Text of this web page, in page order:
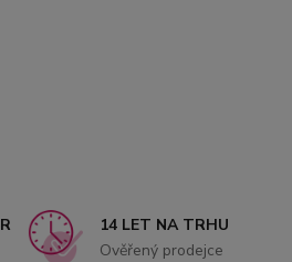
14 LET NA TRHU
Ověřený prodejce